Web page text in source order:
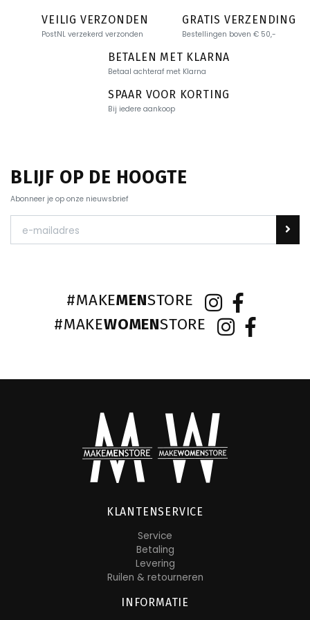
VEILIG VERZONDEN
PostNL verzekerd verzonden
GRATIS VERZENDING
Bestellingen boven € 50,-
BETALEN MET KLARNA
Betaal achteraf met Klarna
SPAAR VOOR KORTING
Bij iedere aankoop
BLIJF OP DE HOOGTE
Abonneer je op onze nieuwsbrief
#MAKEMENSTORE
#MAKEWOMENSTORE
KLANTENSERVICE
Service
Betaling
Levering
Ruilen & retourneren
INFORMATIE